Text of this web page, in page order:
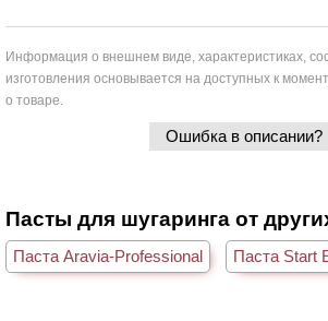
Информация о внешнем виде, характеристиках,
изготовления основывается на доступных к
о товаре.
Ошибка в описании?
Пасты для шугаринга от
Паста Aravia-Professional Паста Start